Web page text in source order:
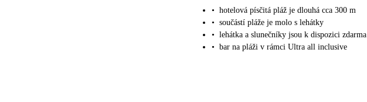
• hotelová písčitá pláž je dlouhá cca 300 m
• součástí pláže je molo s lehátky
• lehátka a slunečníky jsou k dispozici zdarma
• bar na pláži v rámci Ultra all inclusive